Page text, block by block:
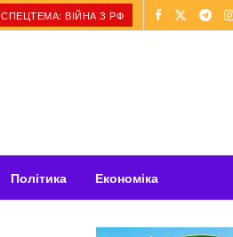
СПЕЦТЕМА: ВІЙНА З РФ
Політика Економіка